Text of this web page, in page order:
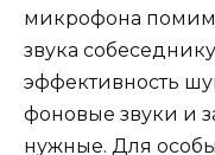
микрофона
звука
эффективность
фоновые звуки и
нужные. Для